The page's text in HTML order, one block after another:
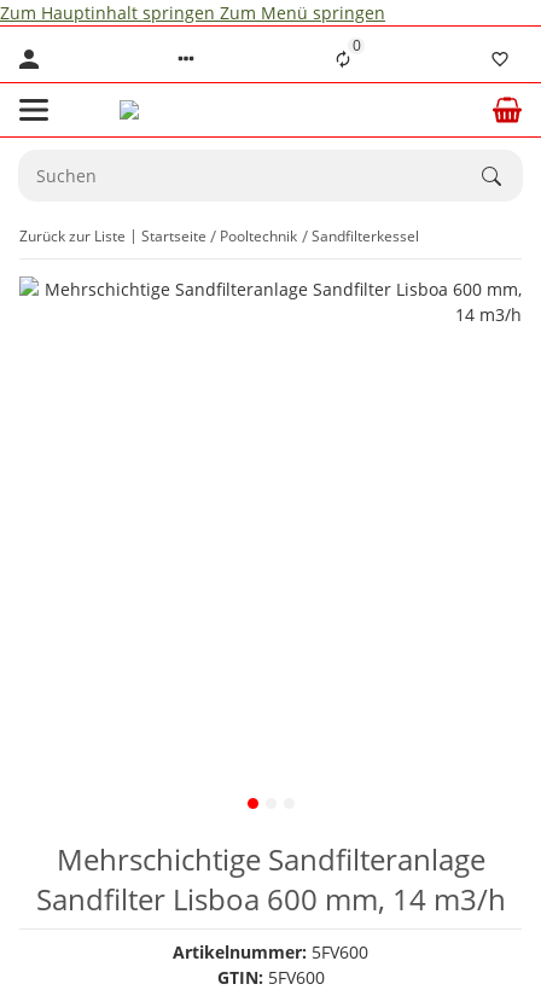
Zum Hauptinhalt springen Zum Menü springen
0
Zurück zur Liste Startseite Pooltechnik Sandfilterkessel
Mehrschichtige Sandfilteranlage
Sandfilter Lisboa 600 mm, 14 m3/h
Artikelnummer: 5FV600
GTIN: 5FV600